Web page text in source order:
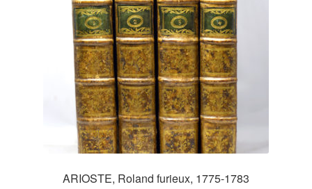
ARIOSTE, Roland furieux, 1775-1783